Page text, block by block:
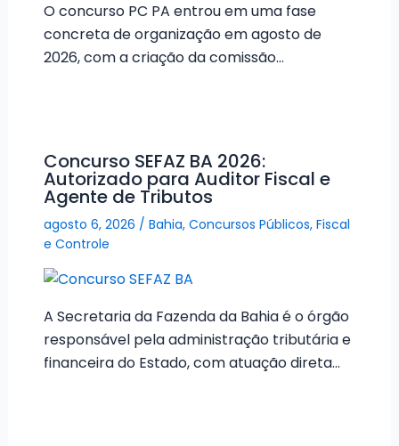
O concurso PC PA entrou em uma fase
concreta de organização em agosto de
2026, com a criação da comissão…
Concurso SEFAZ BA 2026:
Autorizado para Auditor Fiscal e
Agente de Tributos
agosto 6, 2026 / Bahia, Concursos Públicos, Fiscal
e Controle
A Secretaria da Fazenda da Bahia é o órgão
responsável pela administração tributária e
financeira do Estado, com atuação direta…